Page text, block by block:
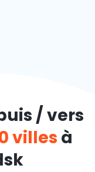
/ vers
villes à